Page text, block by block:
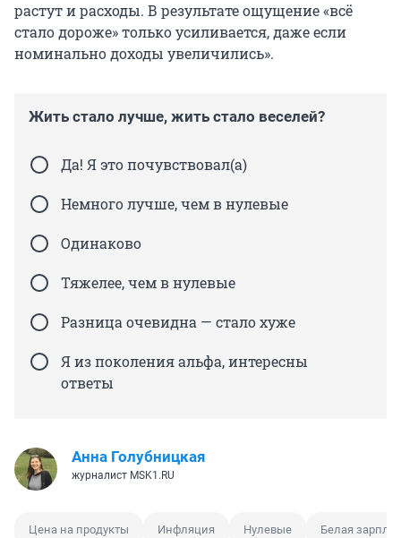
растут и расходы. В результате ощущение «всё
стало дороже» только усиливается, даже если
номинально доходы увеличились».
Жить стало лучше, жить стало веселей?
Да! Я это почувствовал(а)
Немного лучше, чем в нулевые
Одинаково
Тяжелее, чем в нулевые
Разница очевидна — стало хуже
Я из поколения альфа, интересны
ответы
Анна Голубницкая
журналист MSK1.RU
Цена на продукты Инфляция Нулевые Белая